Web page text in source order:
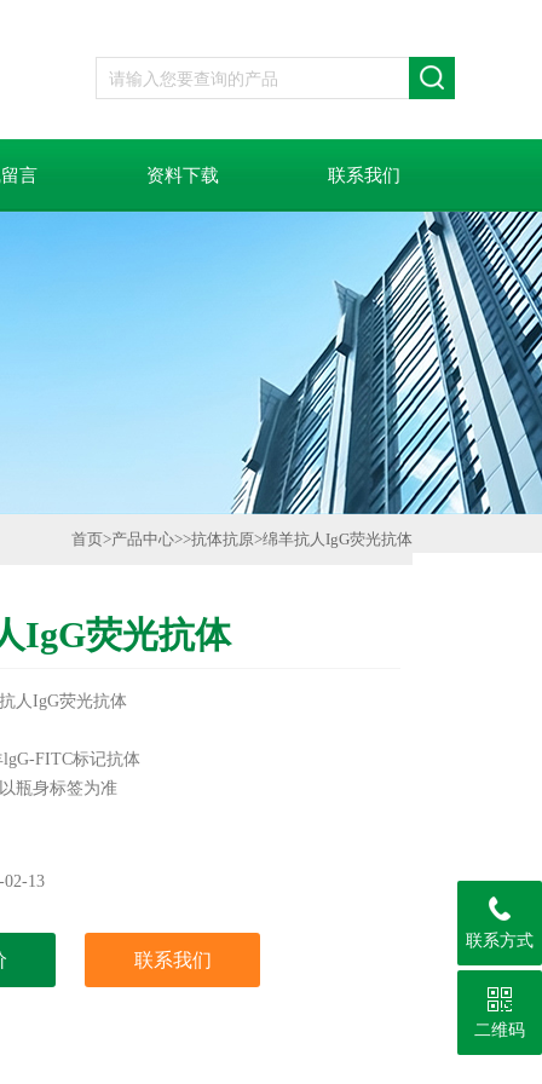
言 资料下载 联系我们
首页>产品中心>>抗体抗原>绵羊抗人IgG荧光抗体
IgG荧光抗体
人IgG荧光抗体
FITC标记抗体
瓶身标签为准
13
联系我们
联系方式
二维码